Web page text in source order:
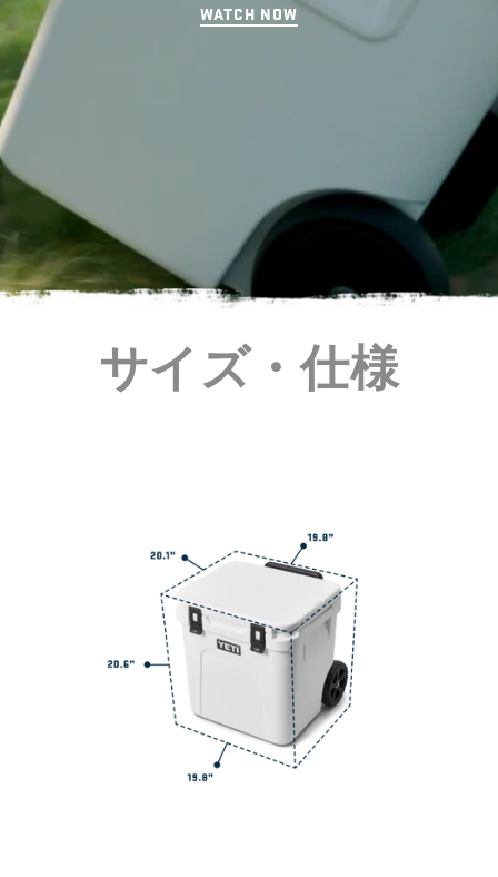
WATCH NOW
サイズ・仕様